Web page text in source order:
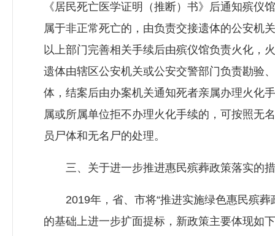
《居民死亡医学证明（推断）书》后通知殡
属于非正常死亡的，由负责交接遗体的公安机
以上部门完善相关手续后由殡仪馆负责火化，
遗体由辖区公安机关或公安交警部门负责勘验
体，结案后由办案机关通知死者亲属办理火化
属或所属单位拒不办理火化手续的，可按照无
员尸体和无名尸的处理。
三、关于进一步推进惠民殡葬政策落实的
2019年，省、市将“推进实施绿色惠民殡葬
的基础上进一步扩面提标，新政策主要体现如